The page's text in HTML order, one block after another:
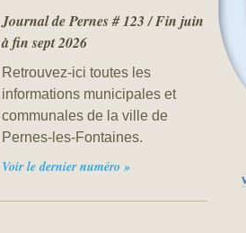
Journal de Pernes # 123 / Fin juin
à fin sept 2026
Retrouvez-ici toutes les
informations municipales et
communales de la ville de
Pernes-les-Fontaines.
Voir le dernier numéro »